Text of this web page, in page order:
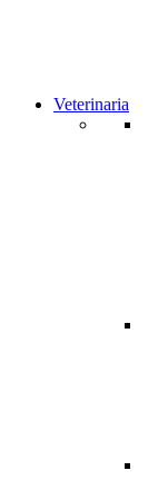
Veterinaria